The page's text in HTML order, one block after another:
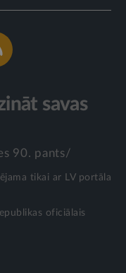
savas
90. pants/
tikai ar LV portāla
oficiālais